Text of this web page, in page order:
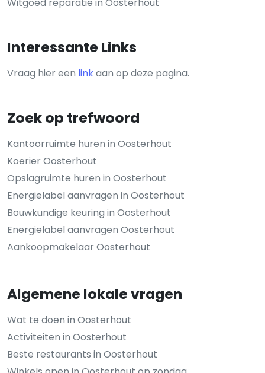
Witgoed reparatie in Oosterhout
Interessante Links
Vraag hier een linkaan op deze pagina.
Zoek op trefwoord
Kantoorruimte huren in Oosterhout
Koerier Oosterhout
Opslagruimte huren in Oosterhout
Energielabel aanvragen in Oosterhout
Bouwkundige keuring in Oosterhout
Energielabel aanvragen Oosterhout
Aankoopmakelaar Oosterhout
Algemene lokale vragen
Wat te doen in Oosterhout
Activiteiten in Oosterhout
Beste restaurants in Oosterhout